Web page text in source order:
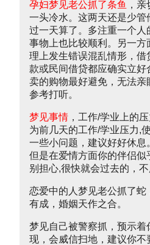
孕妇梦见老公抓了条鱼 ，
一头冷水。这两天还是少管
过一天算了。多注重一个人
事物上也比较顺利。另一方
理上发生错误混乱情形，
款或民间借贷都应确实立好
卖的购物最好避免，无法亲
参考打听。
梦见事情 ，工作/学业上的
为前几天的工作/学业压力,
一些小问题，建议好好休息
但是在爱情方面你的伴侣似
别担心,很快就会过去的，不
恋爱中的人梦见老公抓了
有成，婚姻天作之合。
梦见自己被警察抓，预示着
现，会威信扫地，建议你不